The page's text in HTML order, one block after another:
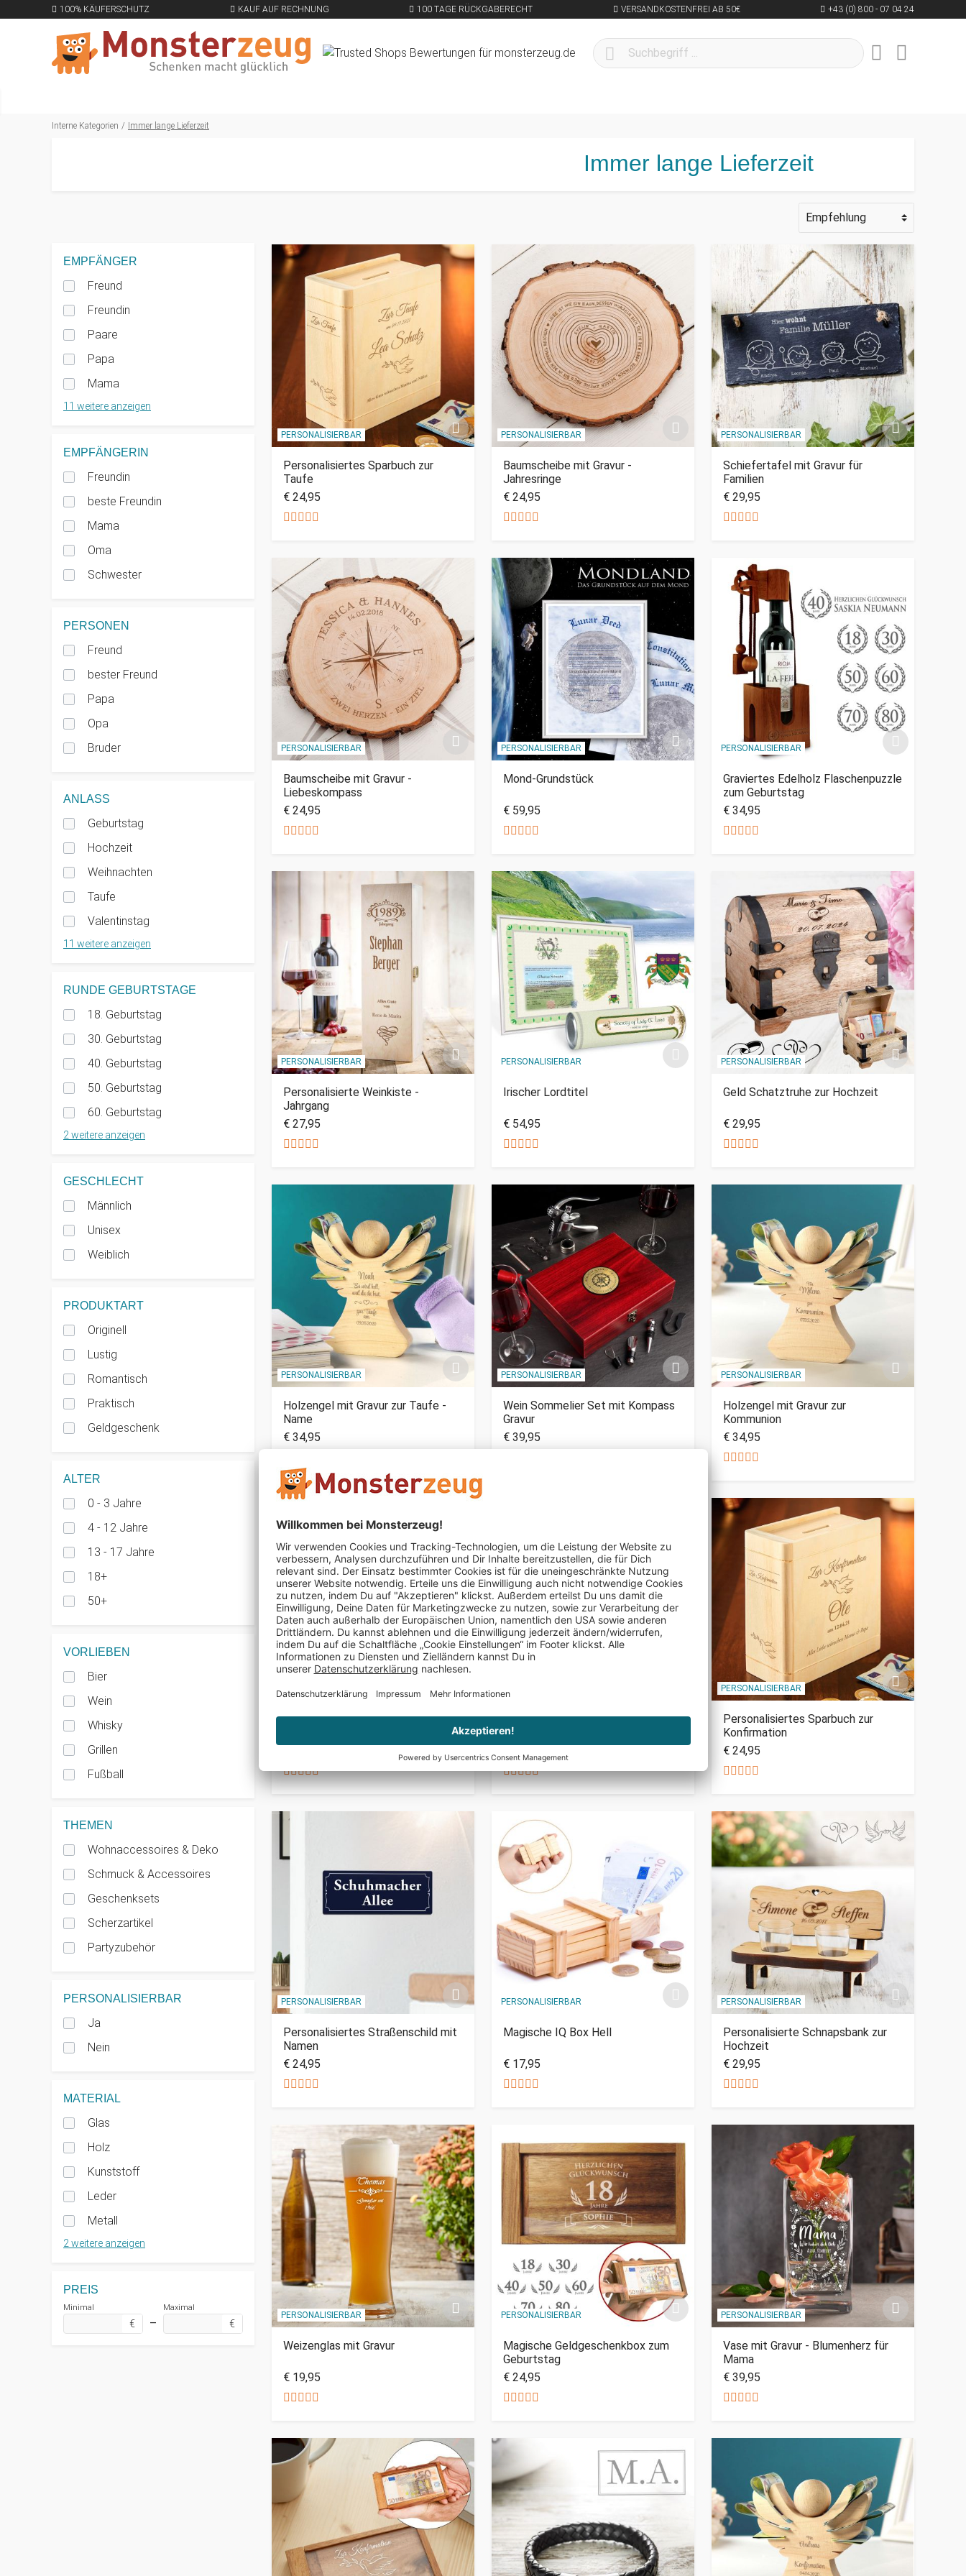
100% KÄUFERSCHUTZ KAUF AUF RECHNUNG 100 TAGE RÜCKGABERECHT VERSANDKOSTENFREI AB 50€ +43 (0) 800 - 07 04 24
Interne Kategorien Immer lange Lieferzeit
Immer lange Lieferzeit
EMPFÄNGER
Freund
Freundin
Paare
Papa
Mama
11
EMPFÄNGERIN
Freundin
beste Freundin
Mama
Oma
Schwester
PERSONEN
Freund
bester Freund
Papa
Opa
Bruder
ANLASS
Geburtstag
Hochzeit
Weihnachten
Taufe
Valentinstag
11
RUNDE GEBURTSTAGE
18. Geburtstag
30. Geburtstag
40. Geburtstag
50. Geburtstag
60. Geburtstag
2
GESCHLECHT
Männlich
Unisex
Weiblich
PRODUKTART
Originell
Lustig
Romantisch
Praktisch
Geldgeschenk
ALTER
0 - 3 Jahre
4 - 12 Jahre
13 - 17 Jahre
18+
50+
VORLIEBEN
Bier
Wein
Whisky
Grillen
Fußball
THEMEN
Wohnaccessoires & Deko
Schmuck & Accessoires
Geschenksets
Scherzartikel
Partyzubehör
PERSONALISIERBAR
Ja
Nein
MATERIAL
Glas
Holz
Kunststoff
Leder
Metall
2
PREIS
Minimal
€ –
Maximal
€
PERSONALISIERBAR
Personalisiertes Sparbuch zur
Taufe
€ 24,95
PERSONALISIERBAR
Baumscheibe mit Gravur -
Jahresringe
€ 24,95
PERSONALISIERBAR
Schiefertafel mit Gravur für
Familien
€ 29,95
PERSONALISIERBAR
Baumscheibe mit Gravur -
Liebeskompass
€ 24,95
PERSONALISIERBAR
Mond-Grundstück
€ 59,95
PERSONALISIERBAR
Graviertes Edelholz Flaschenpuzzle
zum Geburtstag
€ 34,95
PERSONALISIERBAR
Personalisierte Weinkiste -
Jahrgang
€ 27,95
PERSONALISIERBAR
Irischer Lordtitel
€ 54,95
PERSONALISIERBAR
Geld Schatztruhe zur Hochzeit
€ 29,95
PERSONALISIERBAR
Holzengel mit Gravur zur Taufe -
Name
€ 34,95
PERSONALISIERBAR
Wein Sommelier Set mit Kompass
Gravur
€ 39,95
PERSONALISIERBAR
Holzengel mit Gravur zur
Kommunion
€ 34,95
PERSONALISIERBAR
Personalisiertes Sparbuch zur
Grillbrandeisen - mit Grillkönig
Gravur
PERSONALISIERBAR
Personalisiertes Sparbuch zur
Konfirmation
€ 24,95
PERSONALISIERBAR
Personalisiertes Straßenschild mit
Namen
€ 24,95
PERSONALISIERBAR
Magische IQ Box Hell
€ 17,95
PERSONALISIERBAR
Personalisierte Schnapsbank zur
Hochzeit
€ 29,95
PERSONALISIERBAR
Weizenglas mit Gravur
€ 19,95
PERSONALISIERBAR
Magische Geldgeschenkbox zum
Geburtstag
€ 24,95
PERSONALISIERBAR
Vase mit Gravur - Blumenherz für
Mama
€ 39,95